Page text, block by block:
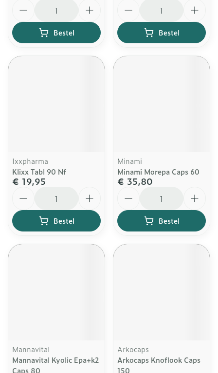
Bestel Bestel
Ixxpharma
Klixx Tabl 90 Nf
€ 19,95
Bestel
Minami
Minami Morepa Caps 60
€ 35,80
Bestel
Mannavital
Mannavital Kyolic Epa+k2
Caps 80
Arkocaps
Arkocaps Knoflook Caps
150